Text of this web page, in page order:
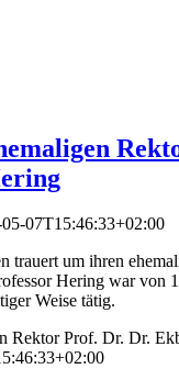
07T15:46:33+02:00
trauert um ihren
Hering war von
Weise tätig.
Rektor Prof. Dr. Dr.